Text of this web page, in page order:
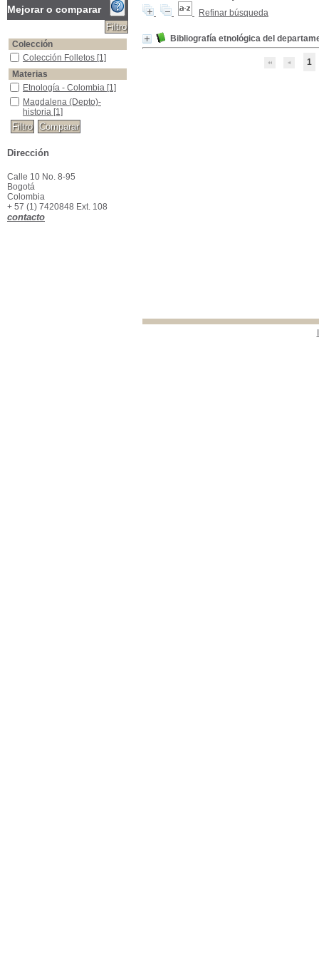
Refinar búsqueda
Bibliografía etnológica del
1
Mejorar o comparar
Colección
Colección Folletos
Colección Folletos [1]
Materias
Etnología - Colombia
Etnología - Colombia [1]
Magdalena (Depto)-historia
Magdalena (Depto)-
historia [1]
Dirección
Calle 10 No. 8-95
Bogotá
Colombia
+ 57 (1) 7420848 Ext. 108
contacto